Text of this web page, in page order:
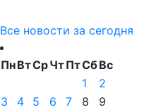
Все новости за сегодня
ПнВтСрЧтПтСбВс
1
2
3
4 5 6 7 8
9